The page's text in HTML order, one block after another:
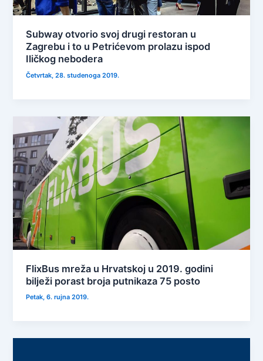
Subway otvorio svoj drugi restoran u
Zagrebu i to u Petrićevom prolazu ispod
Iličkog nebodera
Četvrtak, 28. studenoga 2019.
FlixBus mreža u Hrvatskoj u 2019. godini
bilježi porast broja putnikaza 75 posto
Petak, 6. rujna 2019.